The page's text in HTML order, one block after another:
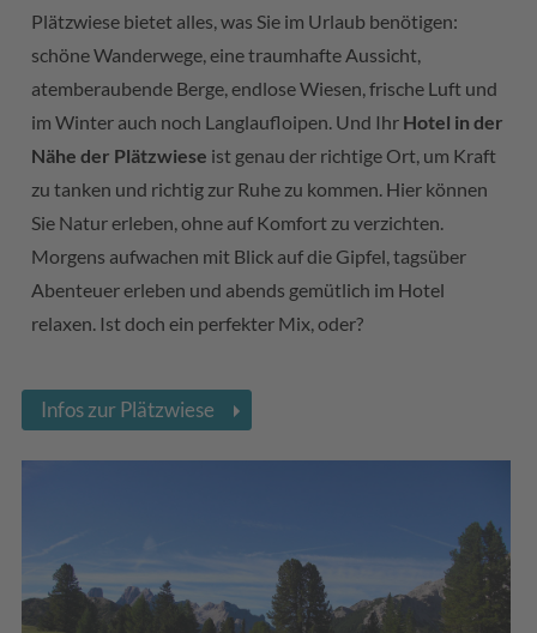
Plätzwiese bietet alles, was Sie im Urlaub benötigen:
schöne Wanderwege, eine traumhafte Aussicht,
atemberaubende Berge, endlose Wiesen, frische Luft und
im Winter auch noch Langlaufloipen. Und Ihr Hotel in der
Nähe der Plätzwiese ist genau der richtige Ort, um Kraft
zu tanken und richtig zur Ruhe zu kommen. Hier können
Sie Natur erleben, ohne auf Komfort zu verzichten.
Morgens aufwachen mit Blick auf die Gipfel, tagsüber
Abenteuer erleben und abends gemütlich im Hotel
relaxen. Ist doch ein perfekter Mix, oder?
Infos zur Plätzwiese